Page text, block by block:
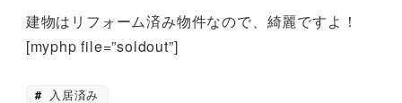
建物はリフォーム済み物件なので、綺麗ですよ！
[myphp file=”soldout”]
入居済み